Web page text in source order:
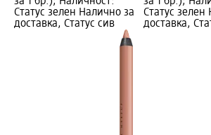
Статус зелен Налично за
доставка, Статус сив
Статус зелен
доставка,